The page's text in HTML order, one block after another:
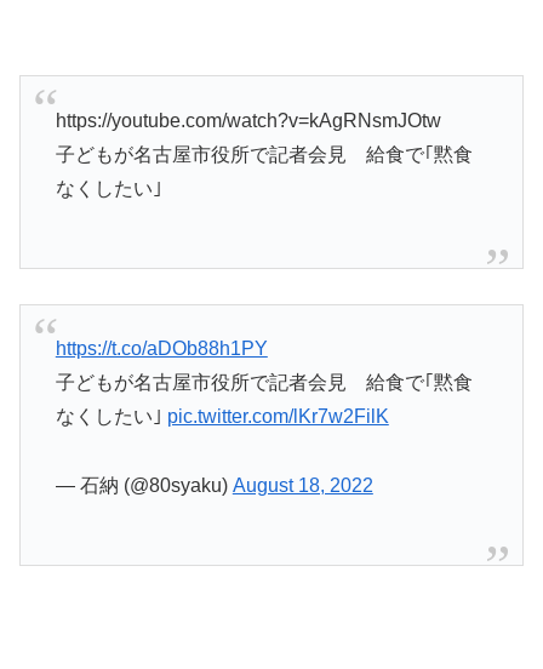
https://youtube.com/watch?v=kAgRNsmJOtw
子どもが名古屋市役所で記者会見 給食で｢黙食
なくしたい｣
https://t.co/aDOb88h1PY
子どもが名古屋市役所で記者会見 給食で｢黙食
なくしたい｣ pic.twitter.com/lKr7w2FilK
— 石納 (@80syaku) August 18, 2022